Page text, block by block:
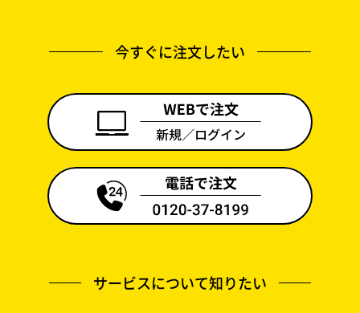
今すぐに注文したい
サービスについて知りたい